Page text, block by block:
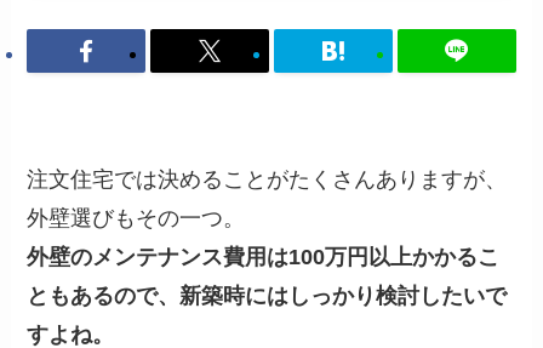
注文住宅では決めることがたくさんありますが、
外壁選びもその一つ。
外壁のメンテナンス費用は100万円以上かかるこ
ともあるので、新築時にはしっかり検討したいで
すよね。